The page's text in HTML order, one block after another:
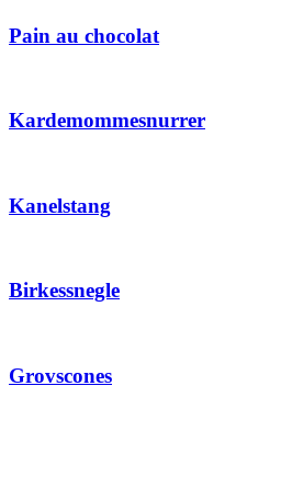
Pain au chocolat
Kardemommesnurrer
Kanelstang
Birkessnegle
Grovscones